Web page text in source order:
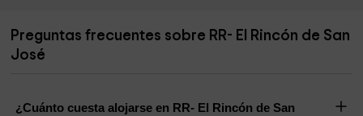
Preguntas frecuentes sobre RR- El Rincón de San
José
¿Cuánto cuesta alojarse en RR- El Rincón de San